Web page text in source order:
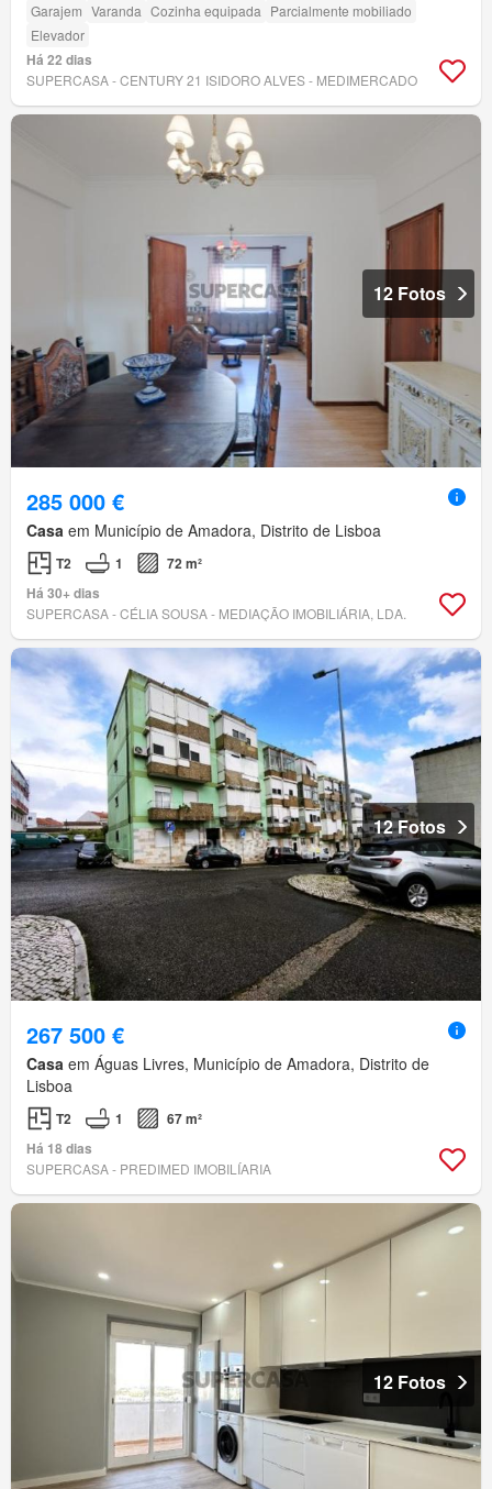
Garajem Varanda Cozinha equipada Parcialmente mobiliado
Elevador
Há 22 dias
SUPERCASA - CENTURY 21 ISIDORO ALVES - MEDIMERCADO
12 Fotos
285 000 €
Casa em Município de Amadora, Distrito de Lisboa
T2 1
72 m²
Há 30+ dias
SUPERCASA - CÉLIA SOUSA - MEDIAÇÃO IMOBILIÁRIA, LDA.
12 Fotos
267 500 €
Casa em Águas Livres, Município de Amadora, Distrito de
Lisboa
T2 1
67 m²
Há 18 dias
SUPERCASA - PREDIMED IMOBILÍARIA
12 Fotos